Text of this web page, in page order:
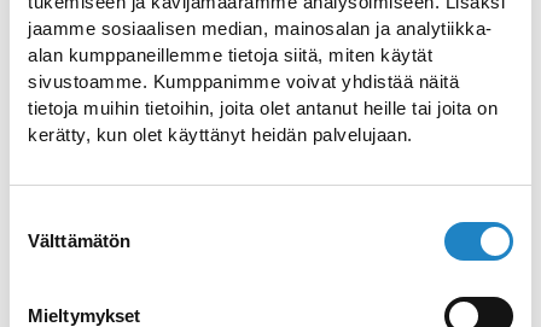
jaamme sosiaalisen median, mainosalan ja analytiikka-
alan kumppaneillemme tietoja siitä, miten käytät
sivustoamme. Kumppanimme voivat yhdistää näitä
tietoja muihin tietoihin, joita olet antanut heille tai joita on
kerätty, kun olet käyttänyt heidän palvelujaan.
valinta
Välttämätön
Mieltymykset
Ruokolahdella Saimaa sekä muut järvet ja
lammet tarjoavat loistavat puitteet
uimiseen. Pulahda siis järveen vaikkapa
hienohiekkaisella Huuhanrannalla tai
Oritlammen, Pappilanlahden, Rasilan ja